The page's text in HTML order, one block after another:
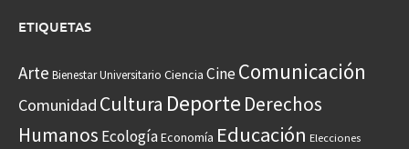
ETIQUETAS
Arte Bienestar Universitario Ciencia CineComunicación
Comunidad Cultura Deporte Derechos
Humanos EcologíaEconomía Educación Elecciones